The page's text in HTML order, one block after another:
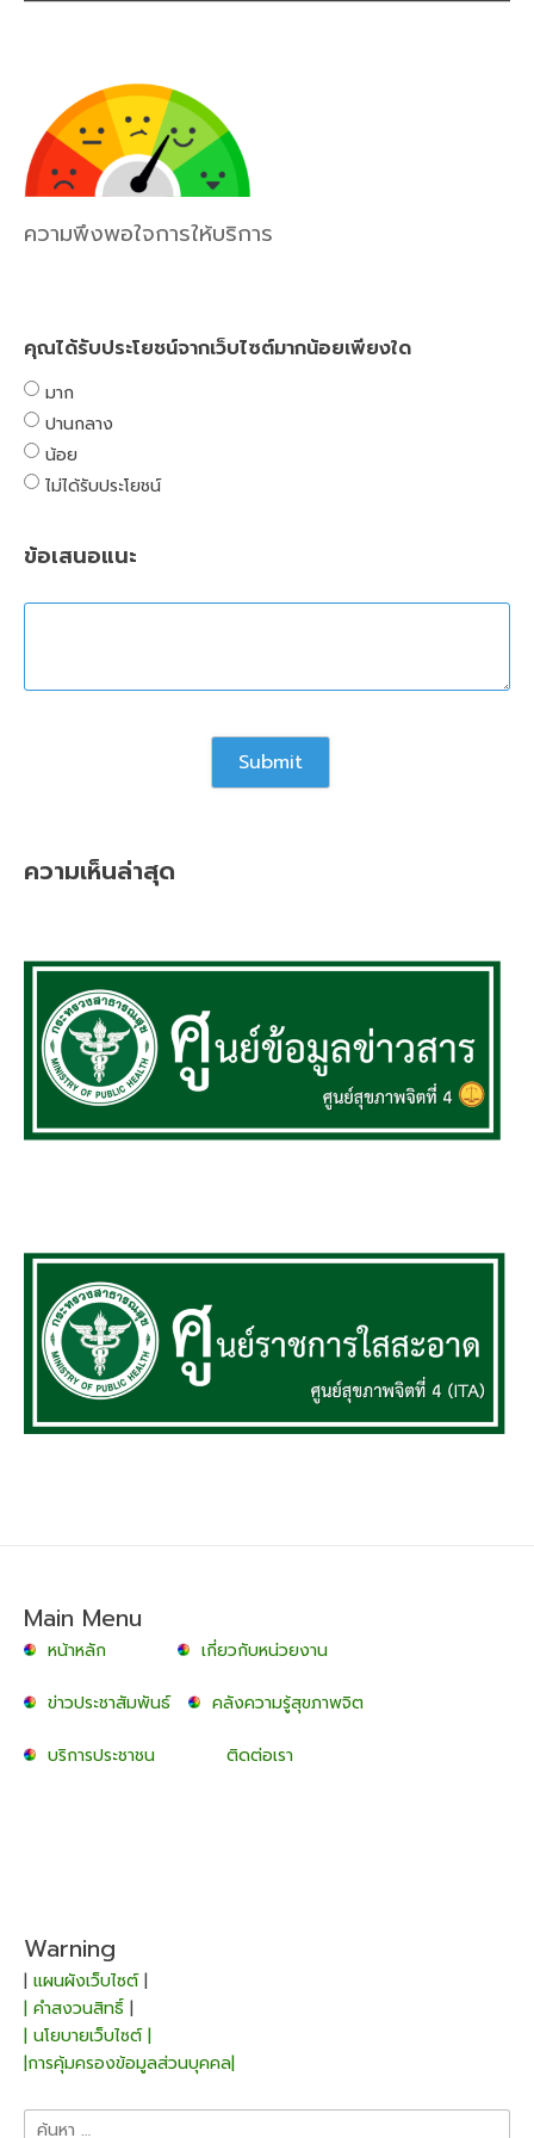
ความพึงพอใจการให้บริการ
คุณได้รับประโยชน์จากเว็บไซต์มากน้อยเพียงใด
มาก
ปานกลาง
น้อย
ไม่ได้รับประโยชน์
ข้อเสนอแนะ
ความเห็นล่าสุด
Main Menu
หน้าหลัก เกี่ยวกับหน่วยงาน
ข่าวประชาสัมพันธ์ คลังความรู้สุขภาพจิต
บริการประชาชน ติดต่อเรา
Warning
| แผนผังเว็บไซต์|
| คำสงวนสิทธิ์ |
| นโยบายเว็บไซต์ |
|การคุ้มครองข้อมูลส่วนบุคคล|
ค้นหา